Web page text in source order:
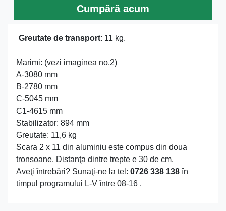
Cumpără acum
Greutate de transport: 11 kg.
Marimi: (vezi imaginea no.2)
A-3080 mm
B-2780 mm
C-5045 mm
C1-4615 mm
Stabilizator: 894 mm
Greutate: 11,6 kg
Scara 2 x 11 din aluminiu este compus din doua
tronsoane. Distanţa dintre trepte e 30 de cm.
Aveţi întrebări? Sunaţi-ne la tel: 0726 338 138în
timpul programului L-V între 08-16 .